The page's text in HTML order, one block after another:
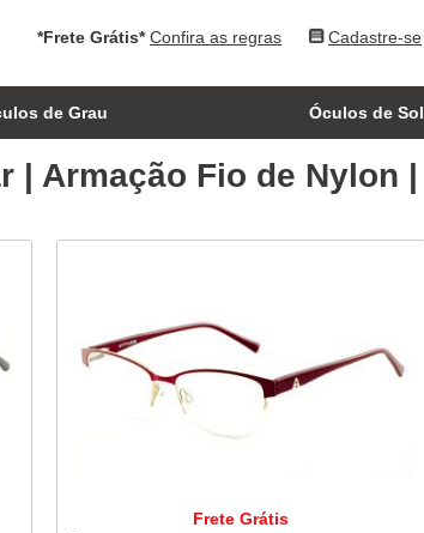
Cadastre-se
*Frete Grátis* Confira as regras
de Grau Óculos de Sol
| Armação Fio de Nylon |
Frete Grátis